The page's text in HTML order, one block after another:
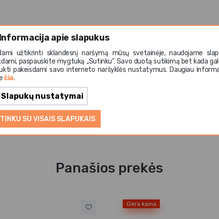
Informacija apie slapukus
užtikrinti sklandesnį naršymą mūsų svetainėje, naudojame
paspauskite mygtuką ,,Sutinku". Savo duotą sutikimą bet kada
pakeisdami savo interneto naršyklės nustatymus. Daugiau
čia.
Slapukų nustatymai
SU VISAIS SLAPUKAIS
šaukštas Kitchen Line yra praktinis aksesuaras
dėti ledų. Ledų šaukštas rekomenduojamas naudoti tiek
virtuvėse. Pagamintas iš nerūdijančio plieno Patogus
tiek namų virtuvėms Tinka plauti indaplovėse
Panašios prekės
Gera kaina